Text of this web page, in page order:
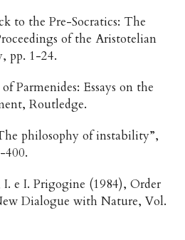
to the Pre-Socratics: The
of the Aristotelian
pp. 1-24.
Parmenides: Essays on the
Routledge.
philosophy of instability”,
400.
e I. Prigogine (1984), Order
Dialogue with Nature, Vol.